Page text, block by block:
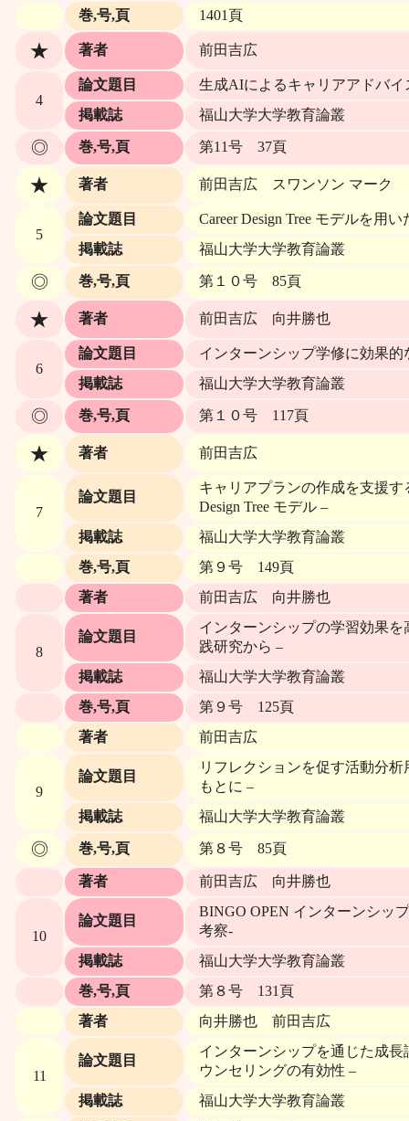
巻,号,頁 1401頁
★ 著者 前田吉広
4
論文題目
生成AIによるキャリアアドバイ
掲載誌
福山大学大学教育論叢
◎ 巻,号,頁 第11号 37頁
★ 著者 前田吉広 スワンソン マーク
5
論文題目
Career Design Tree モデルを用
掲載誌
福山大学大学教育論叢
◎ 巻,号,頁 第１０号 85頁
★ 著者 前田吉広 向井勝也
6
論文題目
インターンシップ学修に効果
掲載誌
福山大学大学教育論叢
◎ 巻,号,頁 第１０号 117頁
★ 著者 前田吉広
7
論文題目
キャリアプランの作成を支援す
Design Tree モデル –
掲載誌
福山大学大学教育論叢
巻,号,頁
第９号 149頁
著者
前田吉広 向井勝也
8
論文題目
インターンシップの学習効果
践研究から –
掲載誌
福山大学大学教育論叢
巻,号,頁
第９号 125頁
著者
前田吉広
9
論文題目
リフレクションを促す活動分
もとに –
掲載誌
福山大学大学教育論叢
◎ 巻,号,頁 第８号 85頁
著者 前田吉広 向井勝也
10
論文題目
BINGO OPEN インターンシッ
考察-
掲載誌
福山大学大学教育論叢
巻,号,頁
第８号 131頁
著者
向井勝也 前田吉広
11
論文題目
インターンシップを通じた成
ウンセリングの有効性 –
掲載誌
福山大学大学教育論叢